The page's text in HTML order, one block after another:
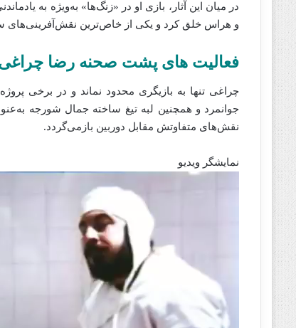
در میان این آثار، بازی او در «زنگ‌ها» به‌ویژه به
و هراس خلق کرد و یکی از خاص‌ترین
فعالیت‌ های پشت صحنه رضا
چراغی تنها به بازیگری محدود نماند و در برخی
جوانمرد و همچنین لبه تیغ ساختهجمال شورجه
نقش‌های متفاوتش مقابل دوربین بازمی‌گردد.
نمایشگر ویدیو